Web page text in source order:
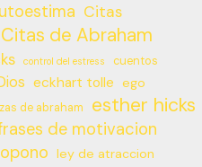
Citas
Citas de Abraham
control del estress cuentos
eckhart tolle ego
de abraham esther hicks
de motivacion
ley de atraccion